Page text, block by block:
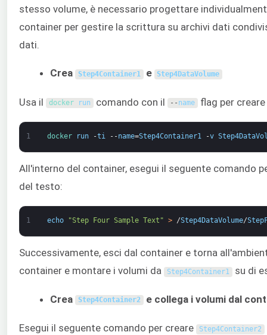
stesso volume, è necessario progettare
container per gestire la scrittura su archivi dati
dati.
Crea Step4Container1 e Step4DataVolume
Usa il docker run comando con il -- name flag per
1 docker run -ti --name=Step4Container1 -v
All'interno del container, esegui il seguente comando
del testo:
1 echo "Step Four Sample Text" > /Step4DataVolume/
Successivamente, esci dal container e torna
container e montare i volumi da
Step4Container1 su di
Crea Step4Container2 e collega i volumi dal
Esegui il seguente comando per creare Step4Container2